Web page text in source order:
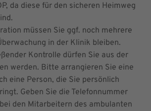
da diese für den sicheren Heimweg
müssen Sie ggf. noch mehrere
in der Klinik bleiben.
Kontrolle dürfen Sie aus der
werden. Bitte arrangieren Sie eine
eine Person, die Sie persönlich
Geben Sie die Telefonnummer
den Mitarbeitern des ambulanten